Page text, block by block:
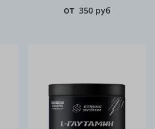
от 350 руб